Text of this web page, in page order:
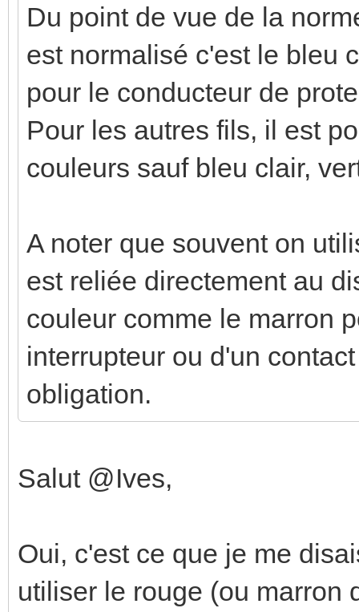
Du point de vue de la
est normalisé c'est le bleu
pour le conducteur de
Pour les autres fils, il est
couleurs sauf bleu clair,
A noter que souvent on
est reliée directement au
couleur comme le marron
interrupteur ou d'un
obligation.
Salut @Ives,
Oui, c'est ce que je me
utiliser le rouge (ou marron